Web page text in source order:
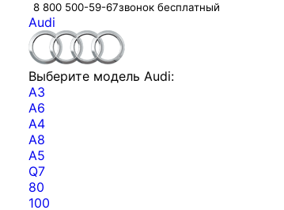
8 800 500-59-67звонок бесплатный
Audi
Выберите модель Audi:
A3
A6
A4
A8
A5
Q7
80
100